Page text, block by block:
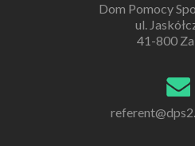
Dom Pomocy
ul.
41-800